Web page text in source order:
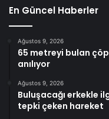
En Güncel Haberler
Ağustos 9, 2026
65 metreyi bulan çöp
anılıyor
Ağustos 9, 2026
Buluşacağı erkekle
tepki çeken hareket